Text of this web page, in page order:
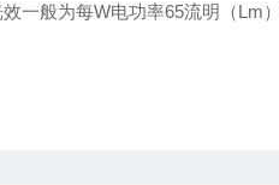
一般为每W电功率65流明（Lm）